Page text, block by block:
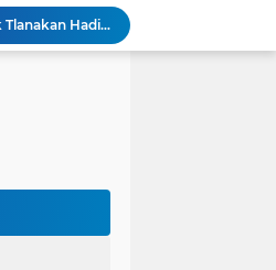
Kawal Perencanaan Pembangunan Tepat Sasaran, Polsek Tlanakan Hadiri Musrenbangdes Desa Bandaran
BPS Sampang: UMKM dan Usaha Besar Wajib Terdata di Sensus Ekonomi 2026, Kunci Kebijakan Tepat Sasaran